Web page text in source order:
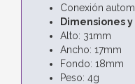
Conexión
Dimensiones
Alto: 31mm
Ancho: 17mm
Fondo: 18mm
Peso: 4g